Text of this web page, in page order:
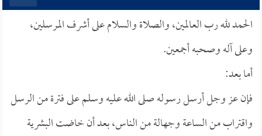
الحمد لله رب العالمين، والصلاة والسلام على أشرف المرسلين،
وعلى آله وصحبه أجمعين.
أما بعد:
فإن عز وجل أرسل رسوله صلى الله عليه وسلم على فترة من الرسل
واقتراب من الساعة وجهالة من الناس، بعد أن خاضت البشرية